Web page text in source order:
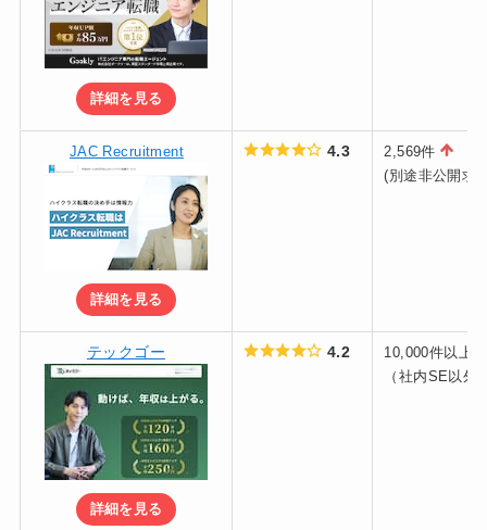
詳細を見る
JAC Recruitment
詳細を見る
4.3
2,569件
(別途非公開求
テックゴー
詳細を見る
4.2
10,000件以上
（社内SE以外